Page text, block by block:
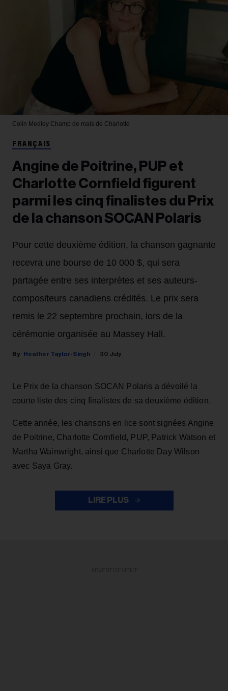
Colin Medley Champ de maïs de Charlotte
FRANÇAIS
Angine de Poitrine, PUP et
Charlotte Cornfield figurent
parmi les cinq finalistes du Prix
de la chanson SOCAN Polaris
Pour cette deuxième édition, la chanson gagnante
recevra une bourse de 10 000 $, qui sera
partagée entre ses interprètes et ses auteurs-
compositeurs canadiens crédités. Le prix sera
remis le 22 septembre prochain, lors de la
cérémonie organisée au Massey Hall.
Heather Taylor-Singh 30 July
Le Prix de la chanson SOCAN Polaris a dévoilé la
courte liste des cinq finalistes de sa deuxième édition.
Cette année, les chansons en lice sont signées Angine
de Poitrine, Charlotte Cornfield, PUP, Patrick Watson et
Martha Wainwright, ainsi que Charlotte Day Wilson
avec Saya Gray.
LIRE PLUS